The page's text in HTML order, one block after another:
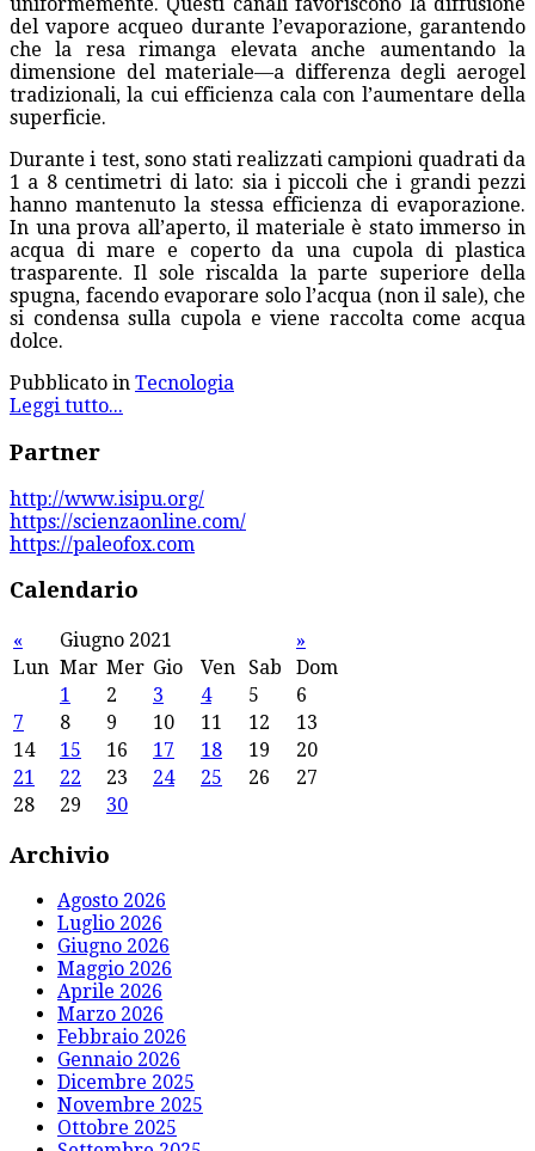
del vapore acqueo durante l’evaporazione, garantendo
che la resa rimanga elevata anche aumentando la
dimensione del materiale—a differenza degli aerogel
tradizionali, la cui efficienza cala con l’aumentare della
superficie.
Durante i test, sono stati realizzati campioni quadrati da
1 a 8 centimetri di lato: sia i piccoli che i grandi pezzi
hanno mantenuto la stessa efficienza di evaporazione.
In una prova all’aperto, il materiale è stato immerso in
acqua di mare e coperto da una cupola di plastica
trasparente. Il sole riscalda la parte superiore della
spugna, facendo evaporare solo l’acqua (non il sale), che
si condensa sulla cupola e viene raccolta come acqua
dolce.
Pubblicato in Tecnologia
Leggi tutto...
Partner
http://www.isipu.org/
https://scienzaonline.com/
https://paleofox.com
Calendario
« Giugno 2021
»
Lun Mar Mer Gio Ven Sab
Dom
1
2 3 4 5
6
7
8 9 10 11 12
13
14
15 16 17 18 19
20
21
22 23 24 25 26
27
28
29 30
Archivio
Agosto 2026
Luglio 2026
Giugno 2026
Maggio 2026
Aprile 2026
Marzo 2026
Febbraio 2026
Gennaio 2026
Dicembre 2025
Novembre 2025
Ottobre 2025